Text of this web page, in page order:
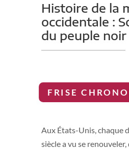
Histoire de la
occidentale :
du peuple
FRISE
Aux États-Unis, chaque
siècle a vu se renouveler,